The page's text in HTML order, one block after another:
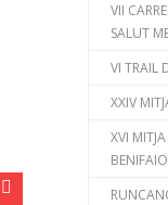
VII
SALUT
VI TRAIL
XXIV
XVI
BENIFAIO